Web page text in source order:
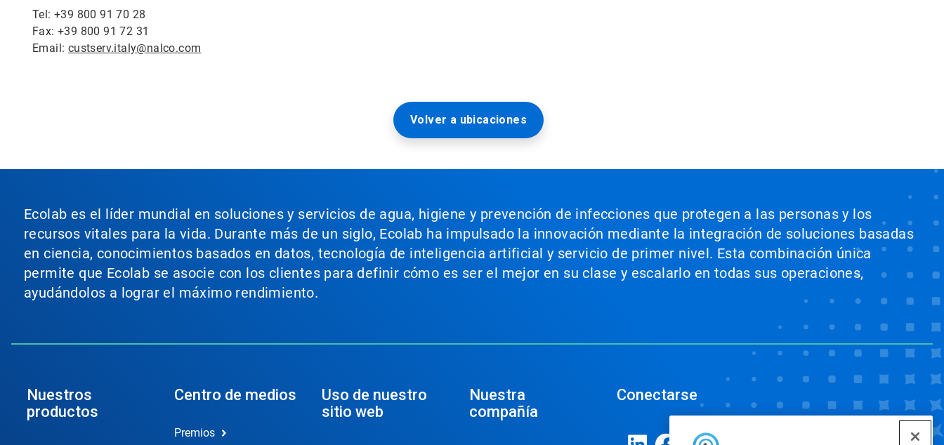
Tel: +39 800 91 70 28
Fax: +39 800 91 72 31
Email: custserv.italy@nalco.com
Volver a ubicaciones
Ecolab es el líder mundial en soluciones y servicios de agua, higiene y prevención de infecciones que protegen a las personas y los
recursos vitales para la vida. Durante más de un siglo, Ecolab ha impulsado la innovación mediante la integración de soluciones basadas
en ciencia, conocimientos basados en datos, tecnología de inteligencia artificial y servicio de primer nivel. Esta combinación única
permite que Ecolab se asocie con los clientes para definir cómo es ser el mejor en su clase y escalarlo en todas sus operaciones,
ayudándolos a lograr el máximo rendimiento.
Nuestros
productos
Centro de medios
Premios
Uso de nuestro
sitio web
Nuestra
compañía
Conectarse